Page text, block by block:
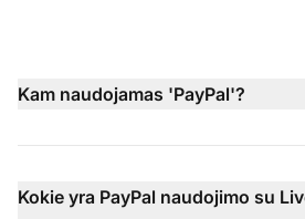
Kam naudojamas 'PayPal'?
Kokie yra PayPal naudojimo su